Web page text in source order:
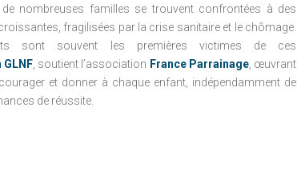
nombreuses familles se trouvent confrontées à des
fragilisées par la crise sanitaire et le chômage.
sont souvent les premières victimes de ces
, soutient l’association France Parrainage, œuvrant
et donner à chaque enfant, indépendamment de
de réussite.